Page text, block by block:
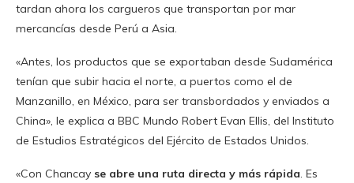
tardan ahora los cargueros que transportan por mar
mercancías desde Perú a Asia.
«Antes, los productos que se exportaban desde Sudamérica
tenían que subir hacia el norte, a puertos como el de
Manzanillo, en México, para ser transbordados y enviados a
China», le explica a BBC Mundo Robert Evan Ellis, del Instituto
de Estudios Estratégicos del Ejército de Estados Unidos.
«Con Chancay se abre una ruta directa y más rápida. Es